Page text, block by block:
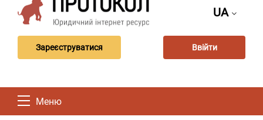
UA
Зареєструватися Ввійти
Меню